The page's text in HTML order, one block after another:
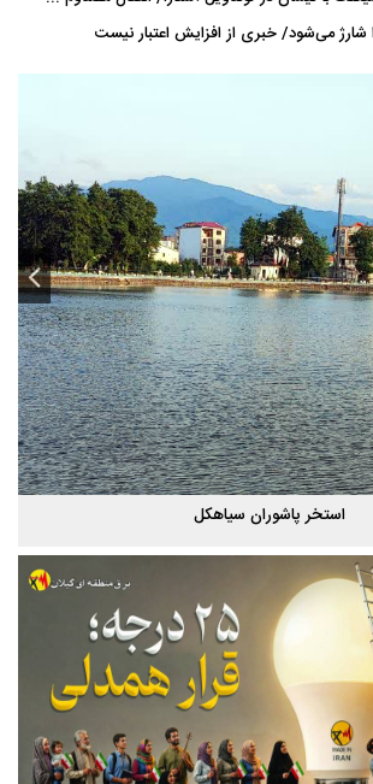
شارژ می‌شود/ خبری از افزایش اعتبار نیست
استخر پاشوران سیاهکل